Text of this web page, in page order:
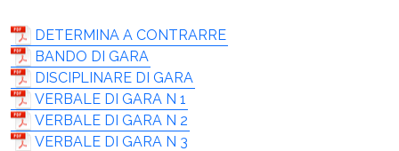
DETERMINA A CONTRARRE
BANDO DI GARA
DISCIPLINARE DI GARA
VERBALE DI GARA N 1
VERBALE DI GARA N 2
VERBALE DI GARA N 3